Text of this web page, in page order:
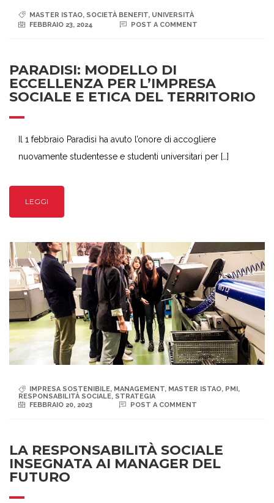
MASTER ISTAO, SOCIETÀ BENEFIT, UNIVERSITÀ
FEBBRAIO 23, 2024
POST A COMMENT
PARADISI: MODELLO DI
ECCELLENZA PER L’IMPRESA
SOCIALE E ETICA DEL TERRITORIO
Il 1 febbraio Paradisi ha avuto l’onore di accogliere
nuovamente studentesse e studenti universitari per […]
LEGGI
IMPRESA SOSTENIBILE, MANAGEMENT, MASTER ISTAO, PMI,
RESPONSABILITÀ SOCIALE, STRATEGIA
FEBBRAIO 20, 2023
POST A COMMENT
LA RESPONSABILITÀ SOCIALE
INSEGNATA AI MANAGER DEL
FUTURO